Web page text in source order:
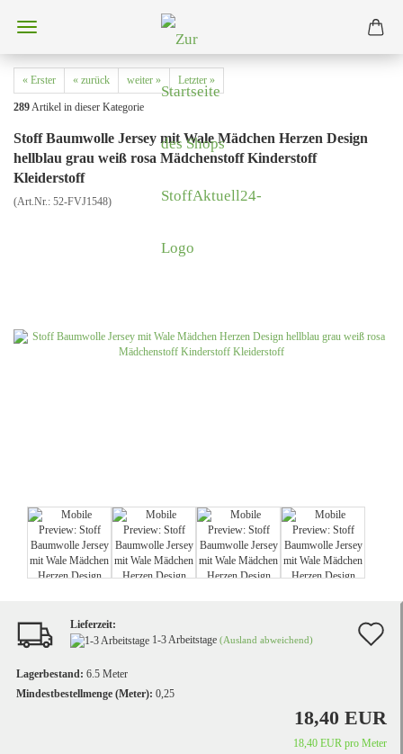
« Erster « zurück weiter » Letzter »
289Artikel in dieser Kategorie
Stoff Baumwolle Jersey mit Wale Mädchen Herzen Design
hellblau grau weiß rosa Mädchenstoff Kinderstoff
Kleiderstoff
(Art.Nr.: 52-FVJ1548)
Lieferzeit:
1-3 Arbeitstage (Ausland abweichend)
Lagerbestand: 6.5 Meter
Mindestbestellmenge (Meter): 0,25
18,40 EUR
18,40 EUR pro Meter